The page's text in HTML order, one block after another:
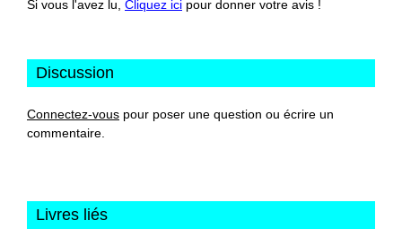
Si vous l'avez lu, Cliquez ici pour donner votre avis !
Discussion
Connectez-vous pour poser une question ou écrire un
commentaire.
Livres liés